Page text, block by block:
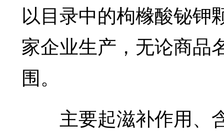
以目录中的枸橼酸铋钾
家企业生产，无论商品
围。
主要起滋补作用、